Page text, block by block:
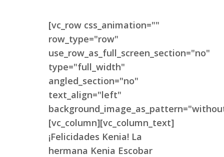
[vc_row css_animation=""
row_type="row"
use_row_as_full_screen_section="no"
type="full_width"
angled_section="no"
text_align="left"
[vc_column][vc_column_text]
¡Felicidades Kenia! La
hermana Kenia Escobar